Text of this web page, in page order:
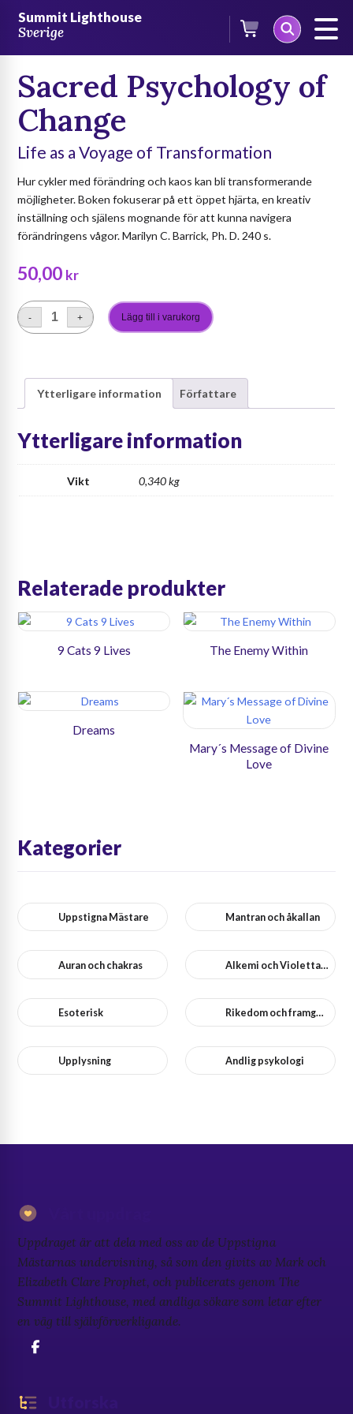
Summit Lighthouse
Sverige
Böcker Böcker på engelska
Sacred Psychology of
Change
Life as a Voyage of Transformation
Hur cykler med förändring och kaos kan bli transformerande
möjligheter. Boken fokuserar på ett öppet hjärta, en kreativ
inställning och själens mognande för att kunna navigera
förändringens vågor. Marilyn C. Barrick, Ph. D. 240 s.
50,00 kr
Sacred
Change
mängd
- + Lägg till i varukorg
Ytterligare information Författare
Ytterligare information
Vikt 0,340 kg
Relaterade produkter
9 Cats 9 Lives The Enemy Within
Dreams
Mary´s Message of Divine
Love
Kategorier
Uppstigna Mästare Mantran och åkallan
Auran och chakras Alkemi och Violetta Flamman
Esoterisk Rikedom och framgång
Upplysning Andlig psykologi
Uppdraget är att dela med oss av de Uppstigna
Mästarnas undervisning, så som den givits av Mark och
Elizabeth Clare Prophet, och publicerats genom The
Summit Lighthouse, med andliga sökare som letar efter
en väg till självförverkligande.